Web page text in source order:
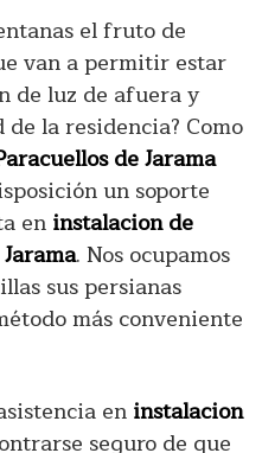
el fruto de
van a permitir estar
de luz de afuera y
la residencia? Como
de Jarama
un soporte
en instalacion de
. Nos ocupamos
sus persianas
más conveniente
en instalacion
seguro de que